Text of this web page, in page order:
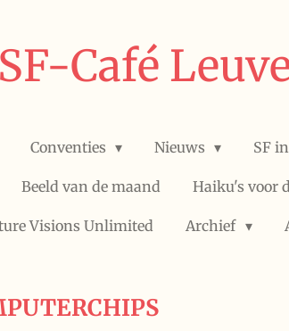
SF-Café
Conventies Nieuws SF
Beeld van de maand Haiku's voor
Visions Unlimited Archief